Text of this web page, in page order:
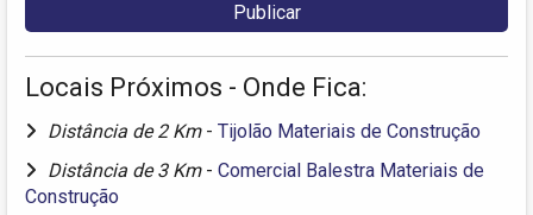
Locais Próximos - Onde Fica:
Distância de 2 Km - Tijolão Materiais de Construção
Distância de 3 Km - Comercial Balestra Materiais de
Construção